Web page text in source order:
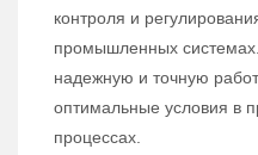
контроля и
промышленных
надежную и точную
оптимальные условия в
процессах.